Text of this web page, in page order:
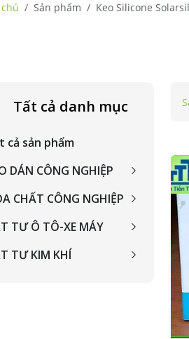
Sản phẩm Keo Silicone Solarsil
Tất cả danh mục
cả sản phẩm
DÁN CÔNG NGHIỆP
CHẤT CÔNG NGHIỆP
TƯ Ô TÔ-XE MÁY
TƯ KIM KHÍ